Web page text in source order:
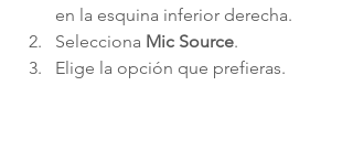
en la esquina inferior derecha.
Selecciona Mic Source.
Elige la opción que prefieras.